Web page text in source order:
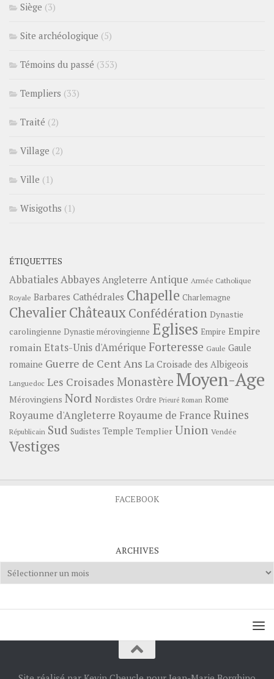
Siège (3)
Site archéologique (5)
Témoins du passé (353)
Templiers (33)
Traité (2)
Village (2)
Ville (1)
Wisigoths (1)
ÉTIQUETTES
AbbatialesAbbayes Angleterre Antique Armée Catholique
Royale Barbares Cathédrales Chapelle Charlemagne
ChevalierChâteauxConfédération Dynastie
carolingienne Dynastie mérovingienne Eglises Empire Empire
romainEtats-Unis d'Amérique Forteresse Gaule Gaule
romaine Guerre de Cent Ans La Croisade des Albigeois
Languedoc Les Croisades Monastère Moyen-Age
Mérovingiens Nord Nordistes Ordre Prieuré Roman Rome
Royaume d'Angleterre Royaume de France Ruines
Républicain Sud Sudistes Temple Templier Union Vendée
Vestiges
FACEBOOK
ARCHIVES
Archives